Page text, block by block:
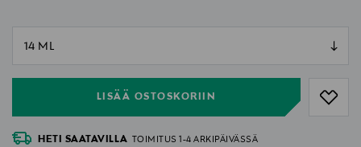
LISÄÄ OSTOSKORIIN
HETI SAATAVILLA
TOIMITUS 1-4 ARKIPÄIVÄSSÄ